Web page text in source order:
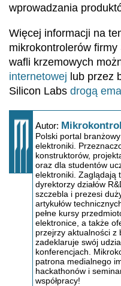
wprowadzania
Więcej informacji na
mikrokontrolerów
wafli krzemowych
internetowej lub przez
Silicon Labs drogą
Autor:
Polski portal
elektroniki.
konstruktorów,
oraz dla studentów
elektroniki. Zaglądają
dyrektorzy działów
szczebla i prezesi
artykułów
pełne kursy
elektronice, a także
przejrzy aktualności z
zadeklaruje swój
konferencjach.
patrona medialnego
hackathonów i
współpracy!